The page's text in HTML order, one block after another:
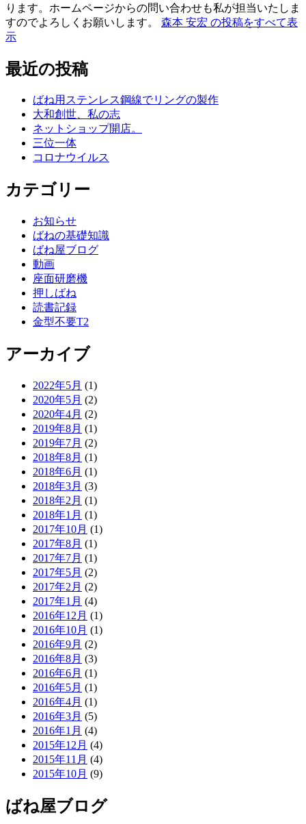
ります。ホームページからの問い合わせも私が担当いたしま
すのでよろしくお願いします。 森本 安宏 の投稿をすべて表
示
最近の投稿
ばね用ステンレス鋼線でリングの製作
大和創世、私の志
ネットショップ開店。
三位一体
コロナウイルス
カテゴリー
お知らせ
ばねの基礎知識
ばね屋ブログ
動画
座面研磨機
押しばね
読書記録
金型不要T2
アーカイブ
2022年5月 (1)
2020年5月 (2)
2020年4月 (2)
2019年8月 (1)
2019年7月 (2)
2018年8月 (1)
2018年6月 (1)
2018年3月 (3)
2018年2月 (1)
2018年1月 (1)
2017年10月 (1)
2017年8月 (1)
2017年7月 (1)
2017年5月 (2)
2017年2月 (2)
2017年1月 (4)
2016年12月 (1)
2016年10月 (1)
2016年9月 (2)
2016年8月 (3)
2016年6月 (1)
2016年5月 (1)
2016年4月 (1)
2016年3月 (5)
2016年1月 (4)
2015年12月 (4)
2015年11月 (4)
2015年10月 (9)
ばね屋ブログ